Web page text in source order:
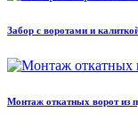
Забор с воротами и
Монтаж откатных ворот из